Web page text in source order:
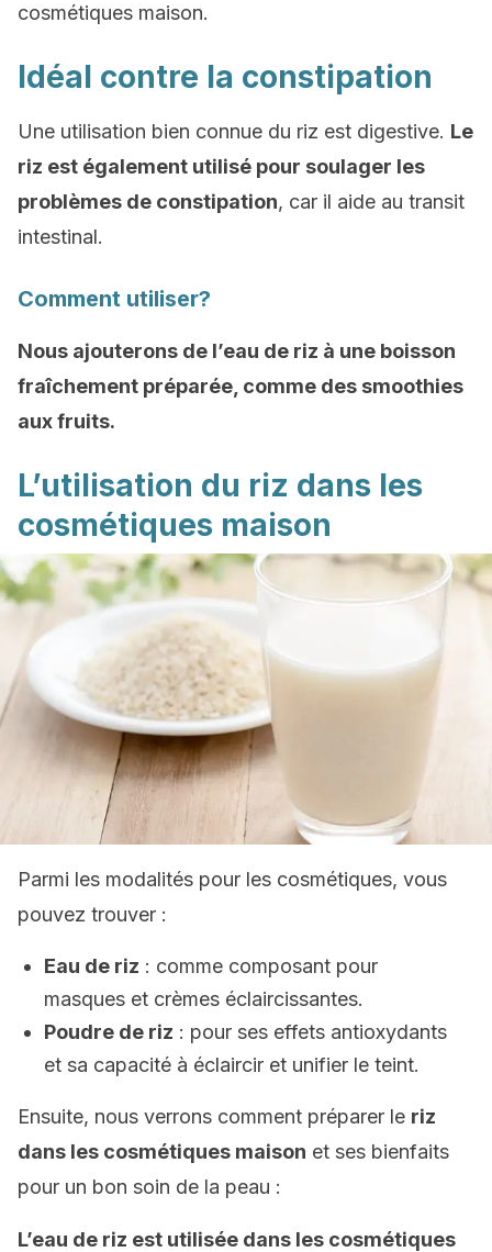
cosmétiques maison.
Idéal contre la constipation
Une utilisation bien connue du riz est digestive. Le
riz est également utilisé pour soulager les
problèmes de constipation, car il aide au transit
intestinal.
Comment utiliser?
Nous ajouterons de l’eau de riz à une boisson
fraîchement préparée, comme des smoothies
aux fruits.
L’utilisation du riz dans les
cosmétiques maison
Parmi les modalités pour les cosmétiques, vous
pouvez trouver :
Eau de riz : comme composant pour
masques et crèmes éclaircissantes.
Poudre de riz : pour ses effets antioxydants
et sa capacité à éclaircir et unifier le teint.
Ensuite, nous verrons comment préparer le riz
dans les cosmétiques maison et ses bienfaits
pour un bon soin de la peau :
L’eau de riz est utilisée dans les cosmétiques